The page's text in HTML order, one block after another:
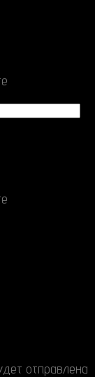
отправлена